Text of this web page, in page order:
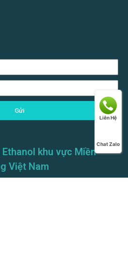
Liên Hệ
Chat Zalo
Gửi
khu vực Miền
Việt Nam